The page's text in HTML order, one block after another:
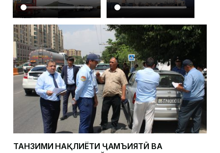
ТАНЗИМИ НАҚЛИЁТИ ҶАМЪИЯТӢ ВА